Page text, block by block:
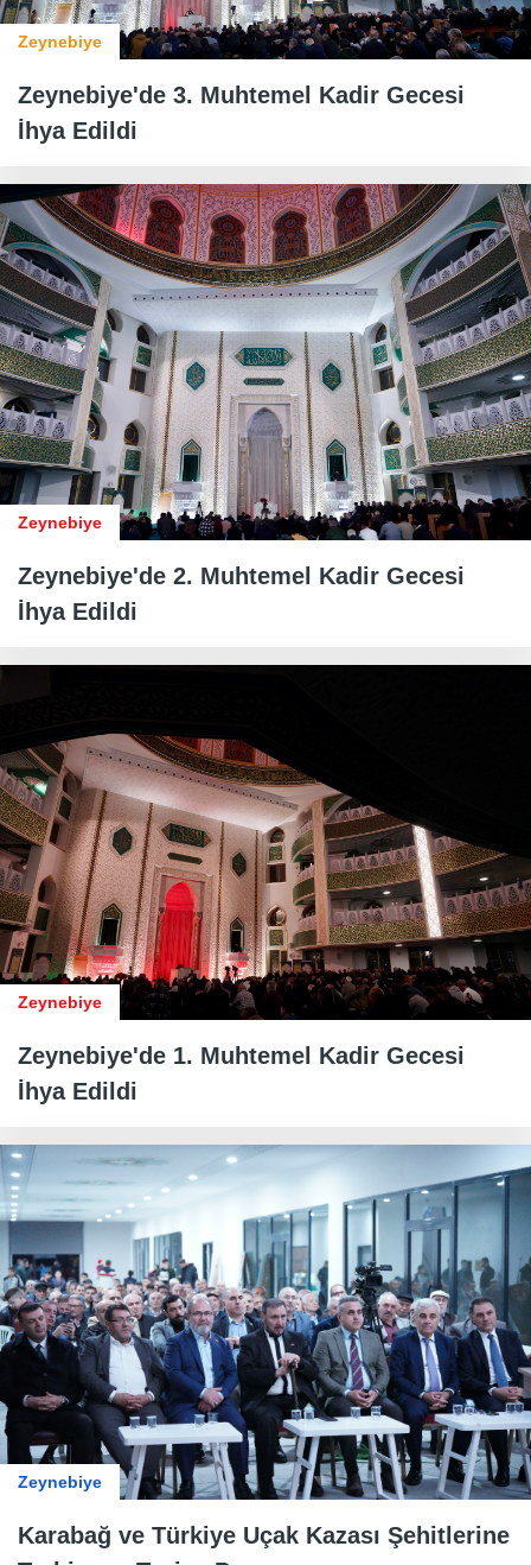
Zeynebiye
Zeynebiye'de 3. Muhtemel Kadir Gecesi
İhya Edildi
Zeynebiye
Zeynebiye'de 2. Muhtemel Kadir Gecesi
İhya Edildi
Zeynebiye
Zeynebiye'de 1. Muhtemel Kadir Gecesi
İhya Edildi
Zeynebiye
Karabağ ve Türkiye Uçak Kazası Şehitlerine